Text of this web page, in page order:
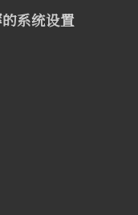
系统设置